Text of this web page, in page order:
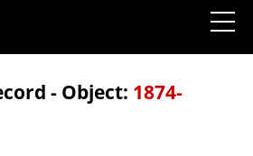
Mare mediterraneum, Euxinus Pontus (nunc Mare
Tanais et Duina, continet celeberrimas regiones,
Daniam, Norvegiam, Suediam, Moscoviam, vel
Hungariam, Illiricum et Graeciam
- Object: 1874-